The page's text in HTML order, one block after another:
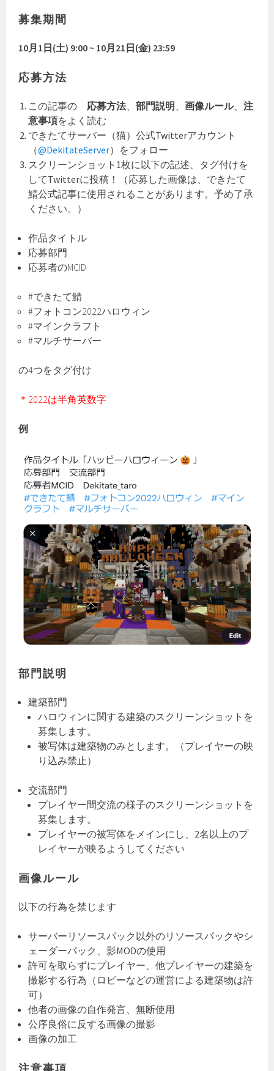
募集期間
10月1日(土) 9:00 ~ 10月21日(金) 23:59
応募方法
この記事の 応募方法、部門説明 、画像ルール、注
意事項をよく読む
できたてサーバー（猫）公式Twitterアカウント
（@DekitateServer） をフォロー
スクリーンショット1枚に以下の記述、タグ付けを
してTwitterに投稿！（応募した画像は、できたて
鯖公式記事に使用されることがあります。予め了承
ください。）
作品タイトル
応募部門
応募者のMCID
#できたて鯖
#フォトコン2022ハロウィン
#マインクラフト
#マルチサーバー
の4つをタグ付け
＊2022は半角英数字
例
部門説明
建築部門
ハロウィンに関する建築のスクリーンショットを
募集します。
被写体は建築物のみとします。（プレイヤーの映
り込み禁止）
交流部門
プレイヤー間交流の様子のスクリーンショットを
募集します。
プレイヤーの被写体をメインにし、2名以上のプ
レイヤーが映るようしてください
画像ルール
以下の行為を禁じます
サーバーリソースパック以外のリソースパックやシ
ェーダーパック、影MODの使用
許可を取らずにプレイヤー、他プレイヤーの建築を
撮影する行為（ロビーなどの運営による建築物は許
可）
他者の画像の自作発言、無断使用
公序良俗に反する画像の撮影
画像の加工
注意事項